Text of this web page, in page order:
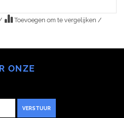
Toevoegen om te vergelijken /
ONZE
VERSTUUR